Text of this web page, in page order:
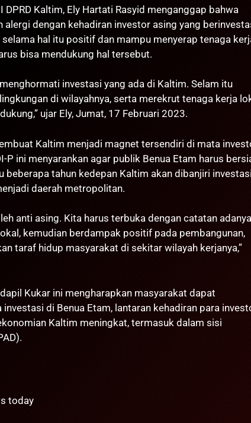
Kaltim, Ely Hartati Rasyid menganggap bahwa
alergi dengan kehadiran investor asing yang
selama hal itu positif dan mampu menyerap tenaga
bisa mendukung hal tersebut.
investasi yang ada di Kaltim. Selam itu
di wilayahnya, serta merekrut tenaga kerja
ujar Ely, Jumat, 17 Februari 2023.
Kaltim menjadi magnet tersendiri di mata
P ini menyarankan agar publik Benua Etam harus
beberapa tahun kedepan Kaltim akan dibanjiri investasi
daerah metropolitan.
anti asing. Kita harus terbuka dengan catatan adanya
kemudian berdampak positif pada pembangunan,
taraf hidup masyarakat di sekitar wilayah kerjanya,”
Kukar ini mengharapkan masyarakat dapat
di Benua Etam, lantaran kehadiran para
Kaltim meningkat, termasuk dalam sisi
today